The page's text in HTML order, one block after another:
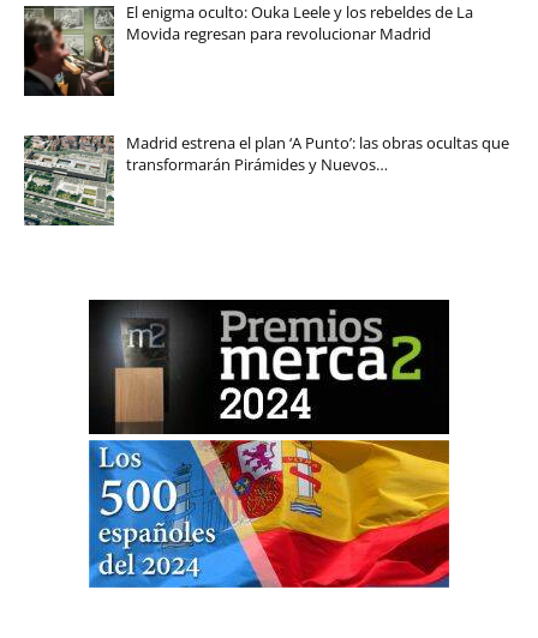
El enigma oculto: Ouka Leele y los rebeldes de La
Movida regresan para revolucionar Madrid
Madrid estrena el plan ‘A Punto’: las obras ocultas que
transformarán Pirámides y Nuevos…